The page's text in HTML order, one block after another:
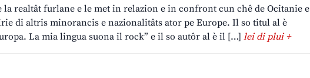
realtât furlane e le met in relazion e in confront cun chê de Ocitanie e
di altris minorancis e nazionalitâts ator pe Europe. Il so titul al è
La mia lingua suona il rock” e il so autôr al è il […] lei di plui +